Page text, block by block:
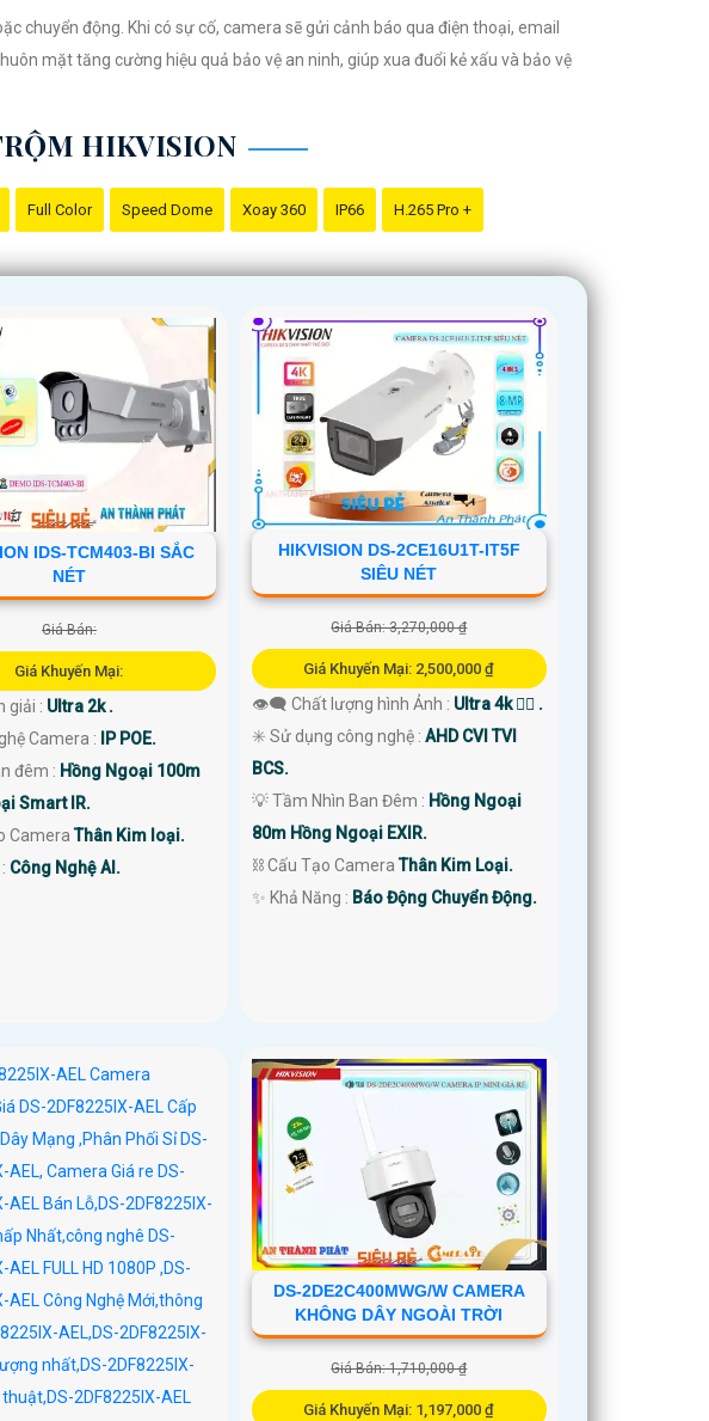
chuyển động. Khi có sự cố, camera sẽ gửi cảnh báo qua điện thoại, email
mặt tăng cường hiệu quả bảo vệ an ninh, giúp xua đuổi kẻ xấu và bảo vệ
HIKVISION
Full Color Speed Dome Xoay 360 IP66 H.265 Pro +
IDS-TCM403-BI SẮC
NÉT
Giá Bán:
Giá Khuyến Mại:
giải : Ultra 2k .
Camera :
IP POE.
đêm : Hồng Ngoại 100m
Smart IR.
CameraThân Kim loại.
Công Nghệ AI.
HIKVISION DS-2CE16U1T-IT5F
SIÊU NÉT
Giá Bán: 3,270,000 ₫
Giá Khuyến Mại: 2,500,000 ₫
👁️‍🗨 Chất lượng hình Ảnh : Ultra 4k 👍🏾 .
✳️ Sử dụng công nghệ :AHD CVI TVI
BCS.
💡 Tầm Nhìn Ban Đêm : Hồng Ngoại
80m Hồng Ngoại EXIR.
⛓ Cấu Tạo CameraThân Kim Loại.
️✨ Khả Năng : Báo Động Chuyển Động.
DS-2DE2C400MWG/W CAMERA
KHÔNG DÂY NGOÀI TRỜI
Giá Bán: 1,710,000 ₫
Giá Khuyến Mại: 1,197,000 ₫